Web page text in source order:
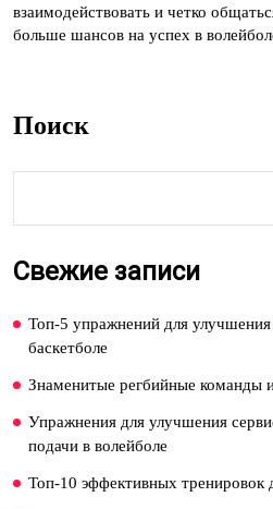
взаимодействовать и четко
больше шансов на успех в
Поиск
Свежие записи
Топ-5 упражнений для улучшения
баскетболе
Знаменитые регбийные команды
Упражнения для улучшения
подачи в волейболе
Топ-10 эффективных тренировок